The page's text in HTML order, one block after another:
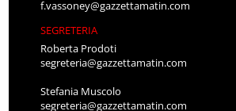
f.vassoney@gazzettamatin.com
SEGRETERIA
Roberta Prodoti
segreteria@gazzettamatin.com
Stefania Muscolo
segreteria@gazzettamatin.com